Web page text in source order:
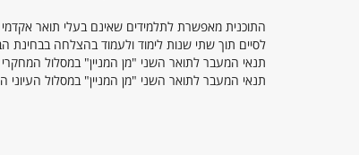
לסיים תוך שתי שנות לימוד ולעמוד בהצלחה בבחינת
תנאי המעבר לתואר השני "מן המניין" במסלול המחקרי הוא ציון ממוצע של 85 לפחות בלימודי
תנאי המעבר לתואר השני "מן המניין" במסלול העיוני הוא ציון ממוצע של 80 לפחות בלימודי ההשלמה